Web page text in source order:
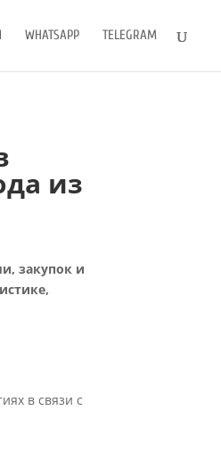
WHATSAPP TELEGRAM
из
закупок и
в связи с